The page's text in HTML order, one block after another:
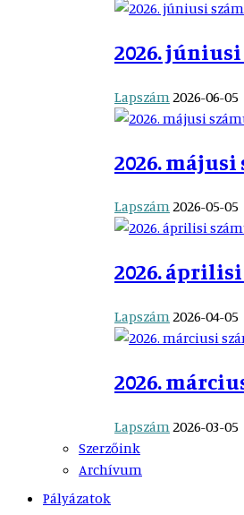
2026.
Lapszám 2026-06-05
2026.
Lapszám2026-05-05
2026.
Lapszám2026-04-05
2026.
Lapszám2026-03-05
Szerzőink
Archívum
Pályázatok